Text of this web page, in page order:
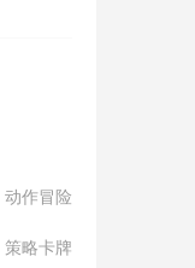
动作冒险
策略卡牌